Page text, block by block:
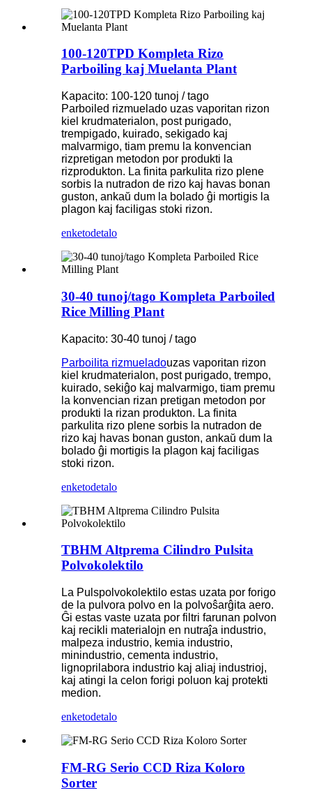
100-120TPD Kompleta Rizo
Parboiling kaj Muelanta Plant
Kapacito: 100-120 tunoj / tago
Parboiled rizmuelado uzas vaporitan rizon
kiel krudmaterialon, post purigado,
trempigado, kuirado, sekigado kaj
malvarmigo, tiam premu la konvencian
rizpretigan metodon por produkti la
rizprodukton. La finita parkulita rizo plene
sorbis la nutradon de rizo kaj havas bonan
guston, ankaŭ dum la bolado ĝi mortigis la
plagon kaj faciligas stoki rizon.
enketodetalo
30-40 tunoj/tago Kompleta Parboiled
Rice Milling Plant
Kapacito: 30-40 tunoj / tago
Parboilita rizmueladouzas vaporitan rizon
kiel krudmaterialon, post purigado, trempo,
kuirado, sekiĝo kaj malvarmigo, tiam premu
la konvencian rizan pretigan metodon por
produkti la rizan produkton. La finita
parkulita rizo plene sorbis la nutradon de
rizo kaj havas bonan guston, ankaŭ dum la
bolado ĝi mortigis la plagon kaj faciligas
stoki rizon.
enketodetalo
TBHM Altprema Cilindro Pulsita
Polvokolektilo
La Pulspolvokolektilo estas uzata por forigo
de la pulvora polvo en la polvoŝarĝita aero.
Ĝi estas vaste uzata por filtri farunan polvon
kaj recikli materialojn en nutraĵa industrio,
malpeza industrio, kemia industrio,
minindustrio, cementa industrio,
lignoprilabora industrio kaj aliaj industrioj,
kaj atingi la celon forigi poluon kaj protekti
medion.
enketodetalo
FM-RG Serio CCD Riza Koloro
Sorter